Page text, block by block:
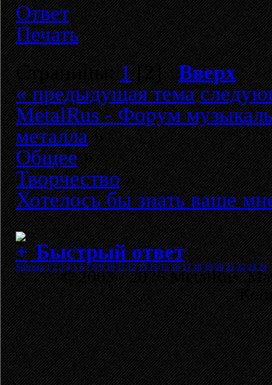
Ответ
Печать
Страницы:1[2]Вверх
« предыдущая тема
MetalRus - Форум
металла»
Общее»
Творчество»
Хотелось бы знать ваше
Быстрый ответ
Sitemap 1 2 3 4 5 6 7 8 9 10 11 12 13 14 15 16 17 18 19 20 21 22 23 24
© 2003 - 2026 MetalRus.